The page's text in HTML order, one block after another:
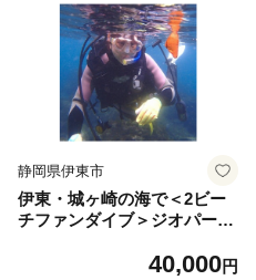
静岡県伊東市
伊東・城ヶ崎の海で＜2ビー
チファンダイブ＞ジオパーク
40,000円